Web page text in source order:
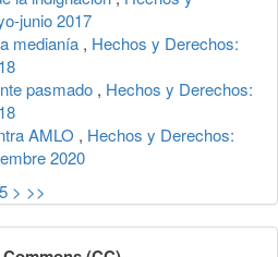
junio 2017
medianía , Hechos y Derechos:
pasmado , Hechos y Derechos:
AMLO , Hechos y Derechos:
2020
> >>